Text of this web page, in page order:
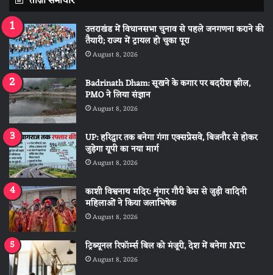
उत्तराखंड में विधानसभा चुनाव से पहले जनगणना कराने की
तैयारी; राज्य में ट्रायल हो चुका पूरा
August 8, 2026
Badrinath Dham: सूखने के कगार पर बदरीश झील,
PMO ने लिया संज्ञान
August 8, 2026
UP: हरिद्वार तक बनेगा गंगा एक्सप्रेसवे, बिजनौर से होकर
जुड़ेगा यूपी का नया मार्ग
August 8, 2026
काशी विश्वनाथ मदिर: शृंगार गौरी केस से जुड़ी वादिनी
महिलाओं ने किया जलाभिषेक
August 8, 2026
ट्रिब्यूनल रिफॉर्म्स बिल को मंजूरी, देश में बनेगा NTC
August 8, 2026